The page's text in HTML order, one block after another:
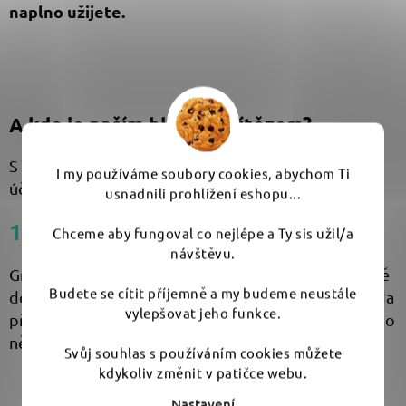
I my používáme soubory cookies, abychom Ti
usnadnili prohlížení eshopu...
Chceme aby fungoval co nejlépe a Ty sis užil/a
návštěvu.
Budete se cítit příjemně a my budeme neustále
vylepšovat jeho funkce.
Svůj souhlas s používáním cookies můžete
kdykoliv změnit v patičce webu.
naplno užijete.
A kdo je naším hlavním vítězem?
S radostí oznamujeme, že hlavní výhru získává
účastník s číslem:
176 - Miroslav Sadlik
Gratulujeme! Brzy vás budeme kontaktovat ohledně
doručení ceny. Jsme si jistí, že tato detailingová sada
přinese vašemu vozu nový lesk a vám radost z péče o
něj.